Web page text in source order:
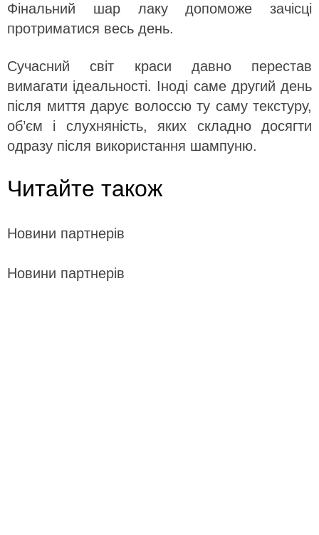
Фінальний шар лаку допоможе зачісці
протриматися весь день.
Сучасний світ краси давно перестав
вимагати ідеальності. Іноді саме другий день
після миття дарує волоссю ту саму текстуру,
об’єм і слухняність, яких складно досягти
одразу після використання шампуню.
Читайте також
Новини партнерів
Новини партнерів